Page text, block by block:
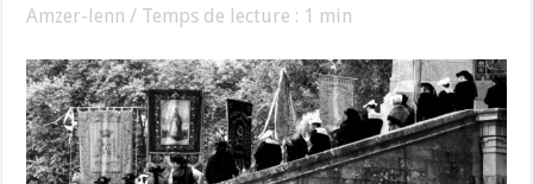
Amzer-lenn / Temps de lecture : 1 min